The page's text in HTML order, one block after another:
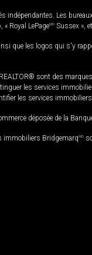
indépendantes. Les
« Royal LePageMD Sussex »,
que les logos qui s'y
sont des
les services
les services
déposée de la
immobiliers BridgemarqMD